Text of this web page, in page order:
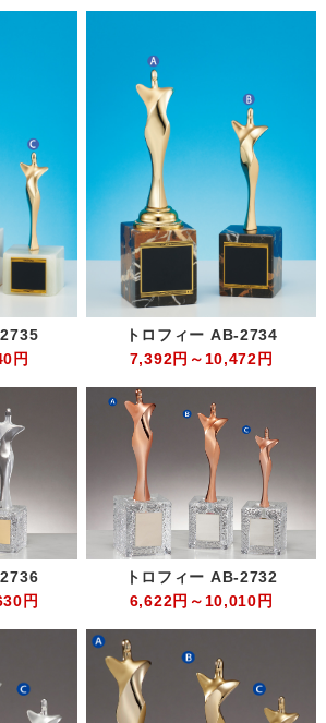
円
トロフィー AB-2734
7,392円～10,472円
円
トロフィー AB-2732
6,622円～10,010円